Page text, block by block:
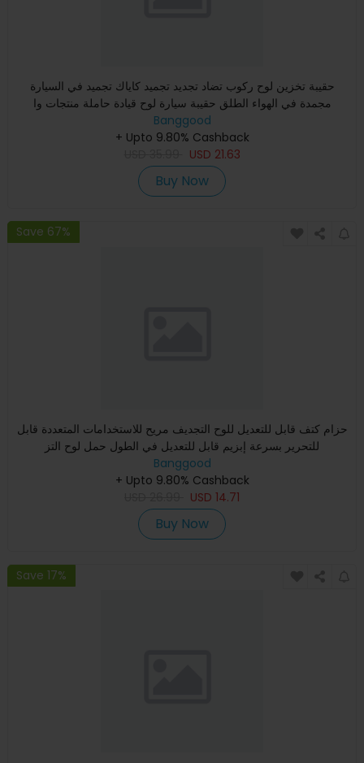
حقيبة تخزين لوح ركوب تضاد تجديد تجميد كاياك تجميد في السيارة
مجمدة في الهواء الطلق حقيبة سيارة لوح قيادة حاملة منتجات وا
Banggood
+ Upto 9.80% Cashback
USD 21.63
Buy Now
Save 67%
حزام كتف قابل للتعديل للوح التجديف مريح للاستخدامات المتعددة قابل
للتحرير بسرعة إبزيم قابل للتعديل في الطول حمل لوح التز
Banggood
+ Upto 9.80% Cashback
USD 14.71
Buy Now
Save 17%